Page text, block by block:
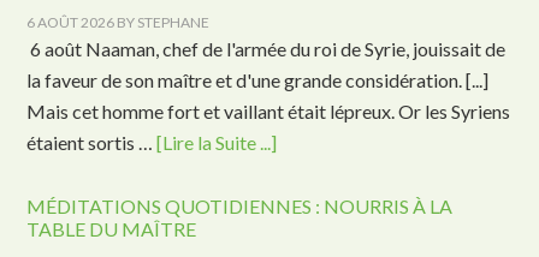
6 AOÛT 2026 BY STEPHANE
6 août Naaman, chef de l'armée du roi de Syrie, jouissait de
la faveur de son maître et d'une grande considération. [...]
Mais cet homme fort et vaillant était lépreux. Or les Syriens
étaient sortis …[Lire la Suite ...]
MÉDITATIONS QUOTIDIENNES : NOURRIS À LA
TABLE DU MAÎTRE